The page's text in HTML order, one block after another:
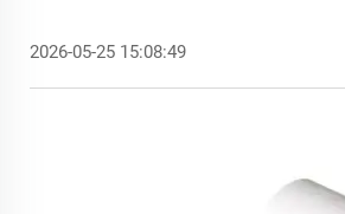
2026-05-25 15:08:49